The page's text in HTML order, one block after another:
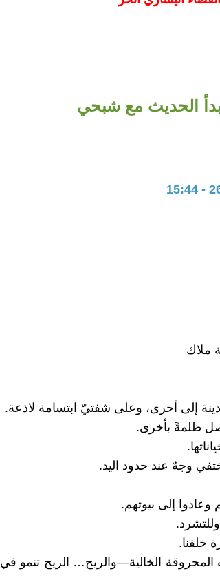
الحديث مع شبحي
ملاك
إلى أخرى، وعلى شفتيّ ابتسامة لاذعة.
ظلمةً بأخرى.
وجهٌ عند حدود اليد.
وعادوا إلى بيوتهم.
خلفنا.
المحروقة الخالية—والريح… الريح تنمو في